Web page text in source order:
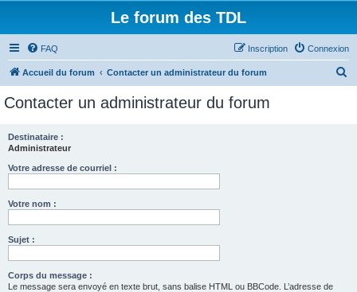
Le forum des TDL
FAQ Connexion
Inscription
Accueil du forum Contacter un administrateur du forum
Contacter un administrateur du forum
Destinataire :
Administrateur
Votre adresse de courriel :
Votre nom :
Sujet :
Corps du message :
Le message sera envoyé en texte brut, sans balise HTML ou BBCode. L’adresse de